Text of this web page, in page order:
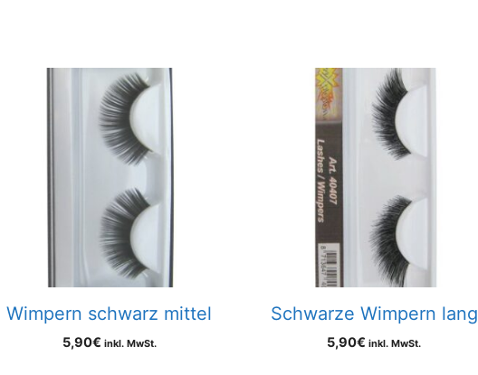
Wimpern schwarz mittel
5,90€ inkl. MwSt.
Schwarze Wimpern lang
5,90€ inkl. MwSt.